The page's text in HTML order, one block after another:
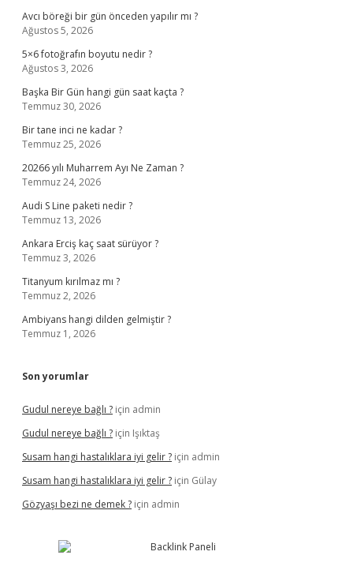
Avcı böreği bir gün önceden yapılır mı ?
Ağustos 5, 2026
5×6 fotoğrafın boyutu nedir ?
Ağustos 3, 2026
Başka Bir Gün hangi gün saat kaçta ?
Temmuz 30, 2026
Bir tane inci ne kadar ?
Temmuz 25, 2026
20266 yılı Muharrem Ayı Ne Zaman ?
Temmuz 24, 2026
Audi S Line paketi nedir ?
Temmuz 13, 2026
Ankara Erciş kaç saat sürüyor ?
Temmuz 3, 2026
Titanyum kırılmaz mı ?
Temmuz 2, 2026
Ambiyans hangi dilden gelmiştir ?
Temmuz 1, 2026
Son yorumlar
Gudul nereye bağlı ? için admin
Gudul nereye bağlı ? için Işıktaş
Susam hangi hastalıklara iyi gelir ? için admin
Susam hangi hastalıklara iyi gelir ? için Gülay
Gözyaşı bezi ne demek ? için admin